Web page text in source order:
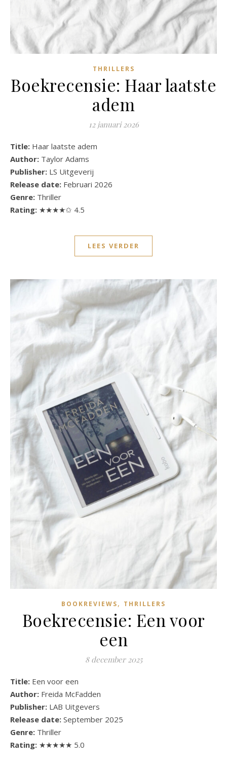
THRILLERS
Boekrecensie: Haar laatste
adem
12 januari 2026
Title: Haar laatste adem
Author: Taylor Adams
Publisher: LS Uitgeverij
Release date: Februari 2026
Genre: Thriller
Rating: ★★★★✩ 4.5
LEES VERDER
BOOKREVIEWS, THRILLERS
Boekrecensie: Een voor
een
8 december 2025
Title: Een voor een
Author: Freida McFadden
Publisher: LAB Uitgevers
Release date: September 2025
Genre: Thriller
Rating: ★★★★★ 5.0